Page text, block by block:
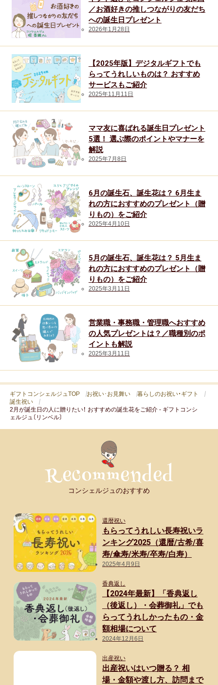
上司・先輩
同僚
80代女性
20代男性
90代女性
ギフトトレンド
トレンド・流行
人気・ランキング
定番ギフト
おすすめ
おしゃれ
注目カテゴリ
結婚内祝い 出産内祝い 香典返し
／お酒好きの推しつながりの友だち
への誕生日プレゼント
2026年1月28日
【2025年版】デジタルギフトでも
らってうれしいものは？ おすすめ
サービスもご紹介
2025年11月11日
ママ友に喜ばれる誕生日プレゼント
5選！ 選ぶ際のポイントやマナーを
解説
2025年7月8日
6月の誕生石、誕生花は？ 6月生ま
れの方におすすめのプレゼント（贈
りもの）をご紹介
2025年4月10日
5月の誕生石、誕生花は？ 5月生ま
れの方におすすめのプレゼント（贈
りもの）をご紹介
2025年3月11日
営業職・事務職・管理職へおすすめ
の人気プレゼントは？／職種別のポ
イントも解説
2025年3月11日
ギフトコンシェルジュTOP お祝い･お見舞い
暮らしのお祝い・ギフト
誕生祝い
2月が誕生日の人に贈りたい！ おすすめの誕生花をご紹介 - ギフトコンシ
ェルジュ〔リンベル〕
コンシェルジュのおすすめ
還暦祝い
もらってうれしい長寿祝いラ
ンキング2025（還暦/古希/喜
寿/傘寿/米寿/卒寿/白寿）
2025年4月9日
香典返し
【2024年最新】「香典返し
（後返し）・会葬御礼」でも
らってうれしかったもの・金
額相場について
2024年12月6日
出産祝い
出産祝いはいつ贈る？ 相
場・金額や渡し方、訪問まで